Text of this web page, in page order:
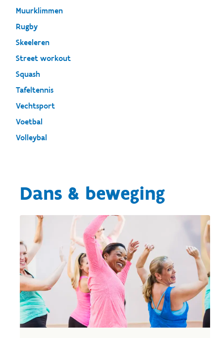
Muurklimmen
Rugby
Skeeleren
Street workout
Squash
Tafeltennis
Vechtsport
Voetbal
Volleybal
Dans & beweging